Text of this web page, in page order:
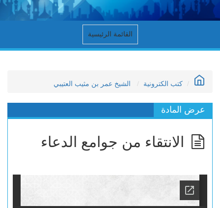
القائمة الرئيسية
كتب الكترونية الشيخ عمر بن مثيب العتيبي
عرض المادة
الانتقاء من جوامع الدعاء